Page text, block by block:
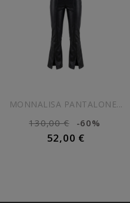
MONNALISA PANTALONE...
130,00 € -60%
52,00 €